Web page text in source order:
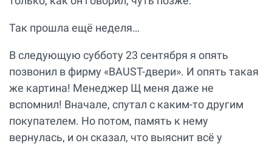
Так прошла ещё неделя…
В следующую субботу 23 сентября я опять
позвонил в фирму «BAUST-двери». И опять такая
же картина! Менеджер Щ меня даже не
вспомнил! Вначале, спутал с каким-то другим
покупателем. Но потом, память к нему
вернулась, и он сказал, что выяснит всё у